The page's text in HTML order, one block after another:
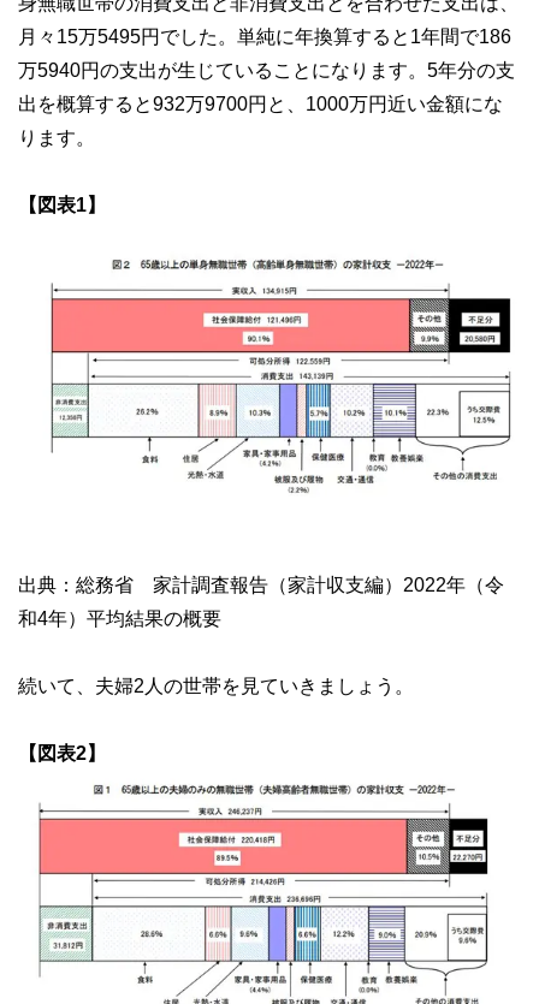
月々15万5495円でした。単純に年換算すると1年間で186
万5940円の支出が生じていることになります。5年分の支
出を概算すると932万9700円と、1000万円近い金額にな
ります。
【図表1】
出典：総務省 家計調査報告（家計収支編）2022年（令
和4年）平均結果の概要
続いて、夫婦2人の世帯を見ていきましょう。
【図表2】